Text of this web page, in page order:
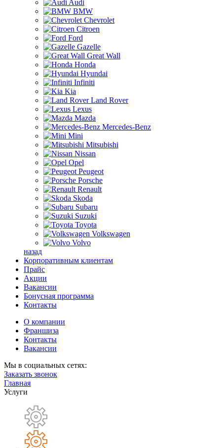
Audi
BMW
Chevrolet
Citroen
Ford
Gazelle
Great Wall
Honda
Hyundai
Infiniti
Kia
Land Rover
Lexus
Mazda
Mercedes-Benz
Mini
Mitsubishi
Nissan
Opel
Peugeot
Porsche
Renault
Skoda
Subaru
Suzuki
Toyota
Volkswagen
Volvo
назад
Корпоративным клиентам
Прайс
Акции
Вакансии
Бонусная программа
Контакты
О компании
Франшиза
Контакты
Вакансии
Мы в социальных сетях:
Заказать звонок
Главная
Услуги